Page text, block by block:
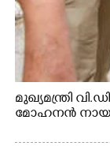
മുഖ്യമന്ത്രി
മോഹനൻ